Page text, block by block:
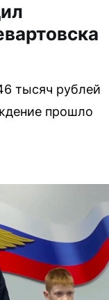
тысяч рублей
прошло